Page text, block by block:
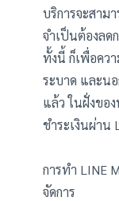
บริการจะสาม
จำเป็นต้องลด
ทั้งนี้ ก็เพื่อคว
ระบาด และน
แล้ว ในฝั่งขอ
ชำระเงินผ่าน
การทำ LINE
จัดการ